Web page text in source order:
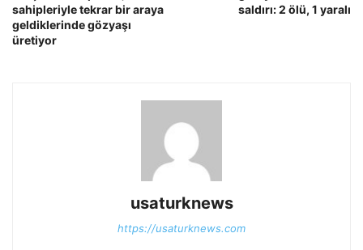
sahipleriyle tekrar bir araya
geldiklerinde gözyaşı
üretiyor
saldırı: 2 ölü, 1 yaralı
usaturknews
https://usaturknews.com